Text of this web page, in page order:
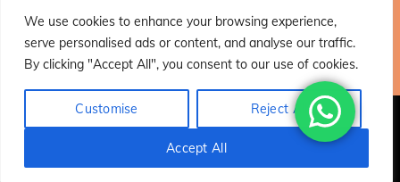
We use cookies to enhance your browsing experience,
serve personalised ads or content, and analyse our traffic.
By clicking "Accept All", you consent to our use of cookies.
Customise Reject All
Accept All
BTW - NL001910038B71
© Perfectekat.nl 2015 – 2025 |Privacybeleid
ALGEMENE VOORWAARDEN RETOURBELEID & VERZENDING